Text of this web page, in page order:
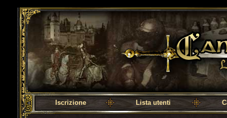
Camelot, la patria della cavalleria
Iscrizione Lista utenti